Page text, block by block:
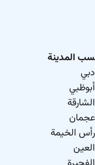
المدينة
الخيمة